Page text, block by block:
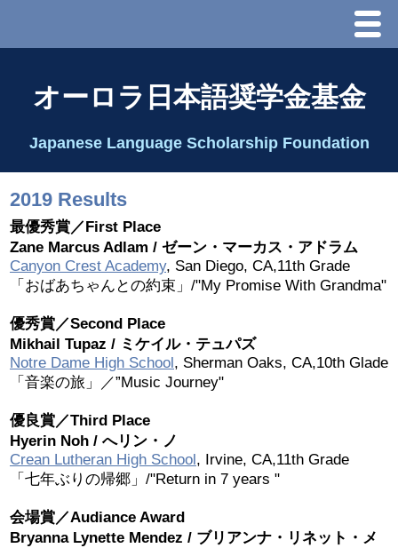
Menu
理事長代行あいさつ
2025 理事会
2026 Schedule & Programs
スピーチコンテスト
Speech Contest Information 2024
2026 出場高校生
2024 Results
2023 Results
オーロラ日本語奨学金基金
Japanese Language Scholarship Foundation
2019 Results
最優秀賞／First Place
Zane Marcus Adlam / ゼーン・マーカス・アドラム
Canyon Crest Academy, San Diego, CA,11th Grade
「おばあちゃんとの約束」/"My Promise With Grandma"
優秀賞／Second Place
Mikhail Tupaz / ミケイル・テュパズ
Notre Dame High School, Sherman Oaks, CA,10th Glade
「音楽の旅」／”Music Journey"
優良賞／Third Place
Hyerin Noh / へリン・ノ
Crean Lutheran High School, Irvine, CA,11th Grade
「七年ぶりの帰郷」/"Return in 7 years "
会場賞／Audiance Award
Bryanna Lynette Mendez / ブリアンナ・リネット・メ